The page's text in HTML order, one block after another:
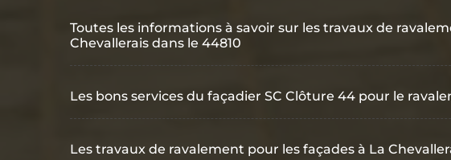
Toutes les informations à savoir sur les travaux de
Chevallerais dans le 44810
Les bons services du façadier SC Clôture 44 pour le
Les travaux de ravalement pour les façades à La